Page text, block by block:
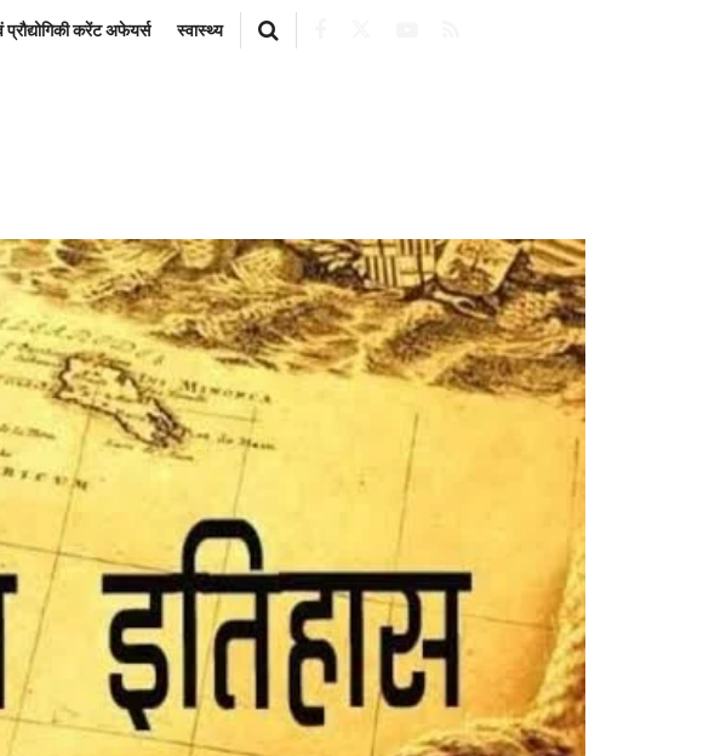
प्रौद्योगिकी करेंट अफेयर्स स्वास्थ्य